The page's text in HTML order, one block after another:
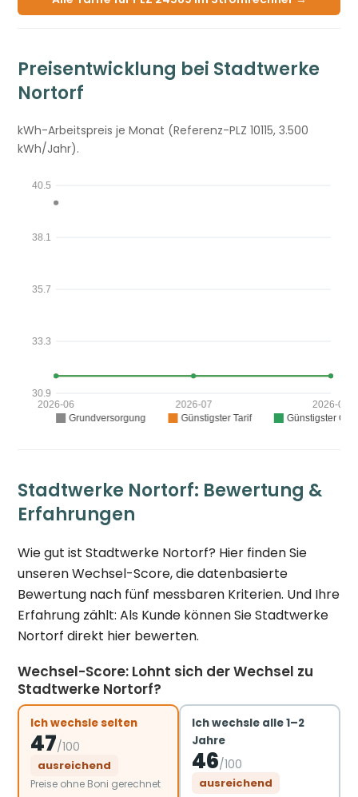
Preisentwicklung bei Stadtwerke
Nortorf
kWh-Arbeitspreis je Monat (Referenz-PLZ 10115, 3.500
kWh/Jahr).
Stadtwerke Nortorf: Bewertung &
Erfahrungen
Wie gut ist Stadtwerke Nortorf? Hier finden Sie
unseren Wechsel-Score, die datenbasierte
Bewertung nach fünf messbaren Kriterien. Und Ihre
Erfahrung zählt: Als Kunde können Sie Stadtwerke
Nortorf direkt hier bewerten.
Wechsel-Score: Lohnt sich der Wechsel zu
Stadtwerke Nortorf?
Ich wechsle selten
47/100
ausreichend
Preise ohne Boni gerechnet
Ich wechsle alle 1–2
Jahre
46/100
ausreichend